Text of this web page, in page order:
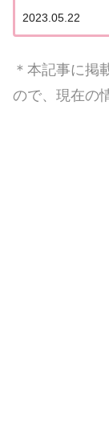
2023.05.22
＊本記事に掲
ので、現在の